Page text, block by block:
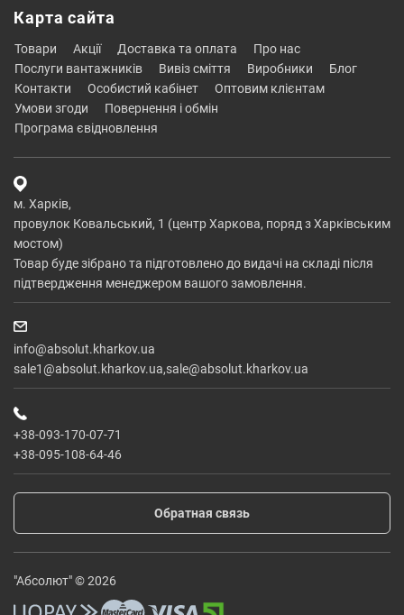
Карта сайта
товари акції доставка та оплата
про нас
послуги вантажників
вивіз сміття виробники
блог
контакти
особистий кабінет
оптовим клієнтам
умови згоди
повернення і обмін
програма євідновлення
м. Харків,
провулок Ковальський, 1 (центр Харкова, поряд з Харківським
мостом)
Товар буде зібрано та підготовлено до видачі на складі після
підтвердження менеджером вашого замовлення.
info@absolut.kharkov.ua
sale1@absolut.kharkov.ua,sale@absolut.kharkov.ua
+38-093-170-07-71
+38-095-108-64-46
Обратная связь
"Абсолют" © 2026